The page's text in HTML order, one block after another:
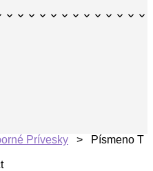
Prívesky > Písmeno T